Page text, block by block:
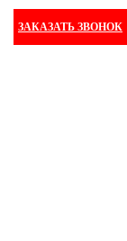
ЗАКАЗАТЬ ЗВОНОК